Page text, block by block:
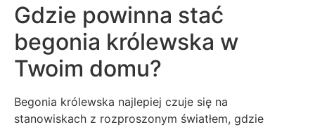
Gdzie powinna stać
begonia królewska w
Twoim domu?
Begonia królewska najlepiej czuje się na
stanowiskach z rozproszonym światłem, gdzie